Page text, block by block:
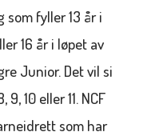
som fyller 13 år i
16 år i løpet av
Junior. Det vil si
10 eller 11. NCF
som har